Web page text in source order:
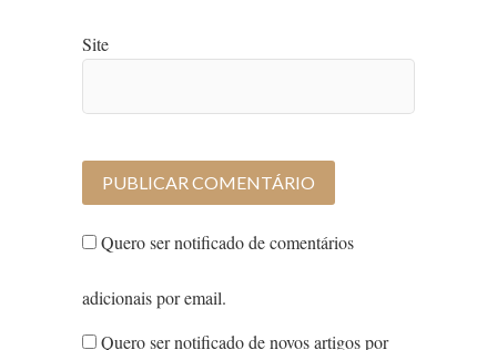
Site
Quero ser notificado de comentários
adicionais por email.
Quero ser notificado de novos artigos por